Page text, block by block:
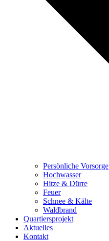
Persönliche Vorsorge
Hochwasser
Hitze & Dürre
Feuer
Schnee & Kälte
Waldbrand
Quartiersprojekt
Aktuelles
Kontakt